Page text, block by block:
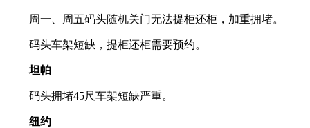
周一、周五码头随机关门无法提柜还柜，加重拥堵。
码头车架短缺，提柜还柜需要预约。
坦帕
码头拥堵45尺车架短缺严重。
纽约